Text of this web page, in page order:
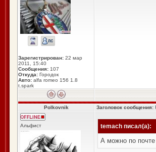
Зарегистрирован: 22 мар
2011, 15:40
Сообщения: 107
Откуда: Городок
Авто: alfa romeo 156 1.8
t.spark
Polkovnik Заголовок сообщения:
Альфист temach писал(а):
А можно по